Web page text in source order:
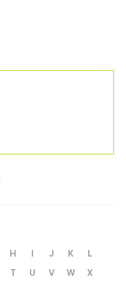
H I J K
L
T U V W
X